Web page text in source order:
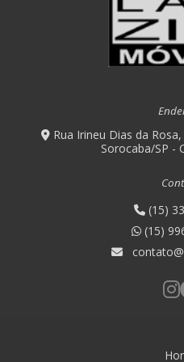
Rua Irineu Dias da
Sorocaba/SP -
(15)
(15)